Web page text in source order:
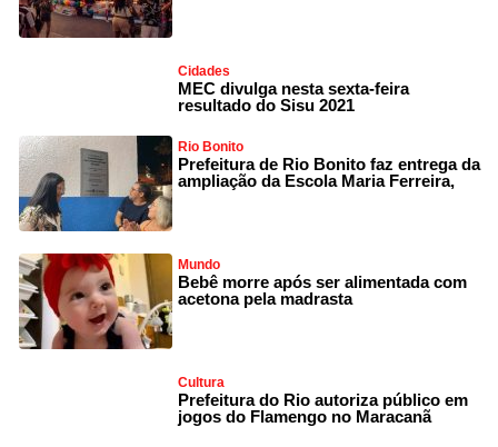
Cidades
MEC divulga nesta sexta-feira
resultado do Sisu 2021
Rio Bonito
Prefeitura de Rio Bonito faz entrega da
ampliação da Escola Maria Ferreira,
Mundo
Bebê morre após ser alimentada com
acetona pela madrasta
Cultura
Prefeitura do Rio autoriza público em
jogos do Flamengo no Maracanã